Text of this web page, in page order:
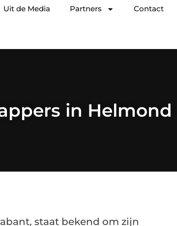
Uit de Media Partners Contact
in Helmond
staat bekend om zijn